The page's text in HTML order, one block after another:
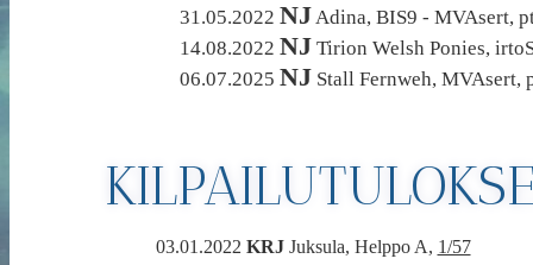
31.05.2022 NJAdina, BIS9 - MVAsert,
14.08.2022 NJ Tirion Welsh Ponies,
06.07.2025 NJ Stall Fernweh, MVAsert,
03.01.2022 KRJJuksula, Helppo A, 1/57